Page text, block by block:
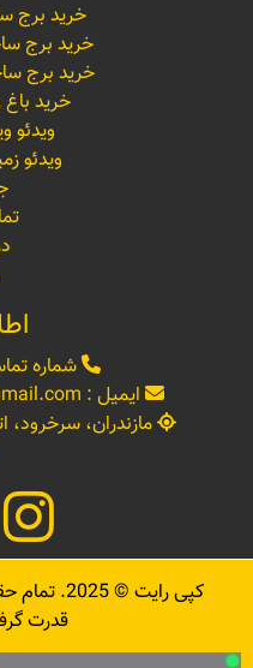
خرید برج
خرید برج
خرید برج
خرید
ویدئو
ویدئو
شماره
ایمیل :
مازندران،
کپی رایت ©2025. تمام
قدرت